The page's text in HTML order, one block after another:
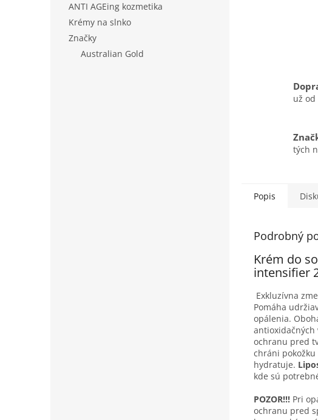
ANTI AGEing kozmetika
Krémy na slnko
Značky
Australian Gold
už
tých
Popis
Podrobný
Krém do
intensifier
Exkluzívna
Pomáha
opálenia.
antioxidačných
ochranu pred
chráni pokožku
hydratuje.
kde sú
POZOR!!! Pri
ochranu pred